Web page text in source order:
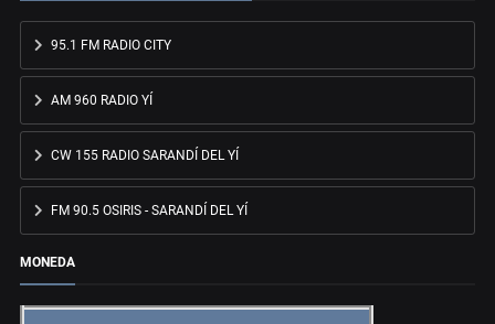
95.1 FM RADIO CITY
AM 960 RADIO YÍ
CW 155 RADIO SARANDÍ DEL YÍ
FM 90.5 OSIRIS - SARANDÍ DEL YÍ
MONEDA